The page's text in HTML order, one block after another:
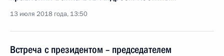
13 июля 2018 года, 13:50
Встреча с президентом – председателем